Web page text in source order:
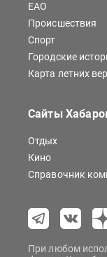
ЕАО
Происшествия
Спорт
Городские
Карта летних
Сайты
Отдых
Кино
Справочник
При любом